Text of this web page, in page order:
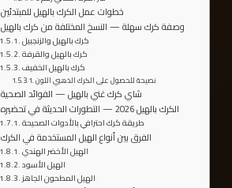
خطوات عمل الكرك بالهيل للمبتدئين
وصفة كرك سهلة — النسخ المختلفة من كرك بالهيل
كرك بالهيل والزنجبيل
كرك بالهيل والقرفة
كرك بالهيل الخفيف
نصيحة للحصول على الكرك الذهبي اللون
شاي كرك غني بالهيل — الفوائد الصحية
الكرك بالهيل 2026 — التطورات الحديثة في تحضيره
طريقة كرك احترافي بالأدوات الصحيحة
الفرق بين أنواع الهيل المستخدمة في الكرك
الهيل الأخضر الهندي
الهيل الأسود
الهيل المطحون الجاهز